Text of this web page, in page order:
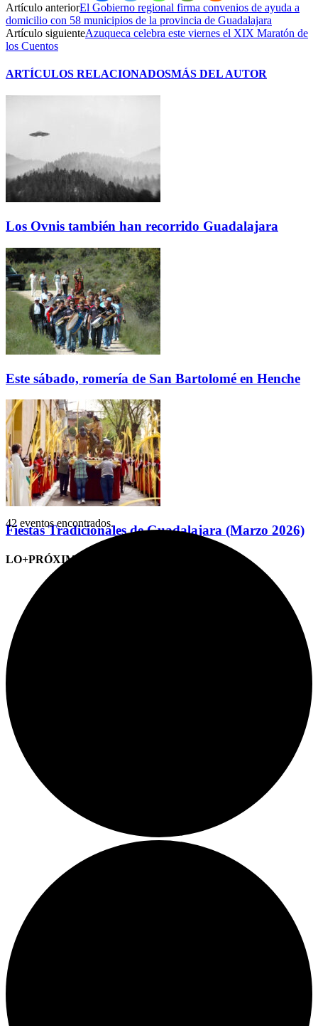
Artículo anteriorEl Gobierno regional firma convenios de ayuda a
domicilio con 58 municipios de la provincia de Guadalajara
Artículo siguienteAzuqueca celebra este viernes el XIX Maratón de
los Cuentos
ARTÍCULOS RELACIONADOSMÁS DEL AUTOR
Los Ovnis también han recorrido Guadalajara
Este sábado, romería de San Bartolomé en Henche
Fiestas Tradicionales de Guadalajara (Marzo 2026)
LO+PRÓXIMO (CITAS)
42 eventos encontrados.